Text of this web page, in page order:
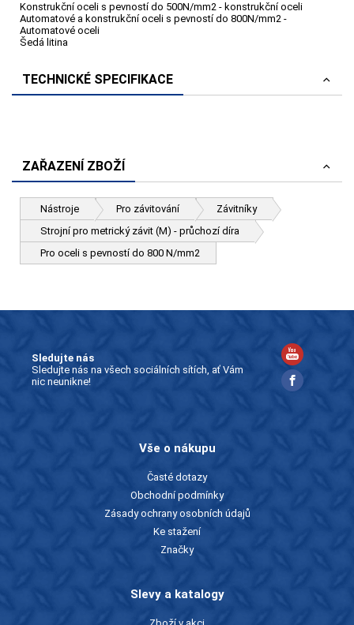
Konstrukční oceli s pevností do 500N/mm2 - konstrukční oceli
Automatové a konstrukční oceli s pevností do 800N/mm2 -
Automatové oceli
Šedá litina
TECHNICKÉ SPECIFIKACE
ZAŘAZENÍ ZBOŽÍ
Nástroje Pro závitování
Závitníky
Strojní pro metrický závit (M) - průchozí díra
Pro oceli s pevností do 800 N/mm2
Sledujte nás
Sledujte nás na všech sociálních sítích, ať Vám
nic neunikne!
Vše o nákupu
Časté dotazy
Obchodní podmínky
Zásady ochrany osobních údajů
Ke stažení
Značky
Slevy a katalogy